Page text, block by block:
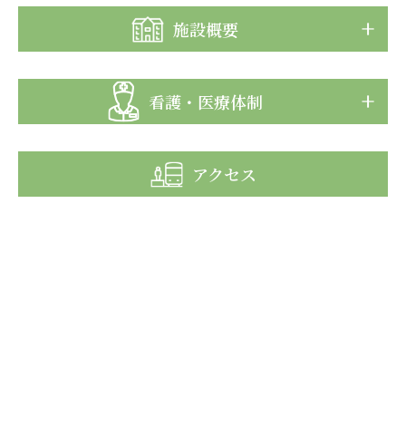
フォレストデンタルクリニック
複合ケアセンターまつぞの
医療法人社団 鴻愛会
OKP with Life クリニック
施設概要
看護・医療体制
アクセス